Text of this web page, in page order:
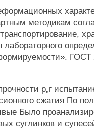
методикам
ГОСТ
р„г
сжатия По
Было
суглинков и